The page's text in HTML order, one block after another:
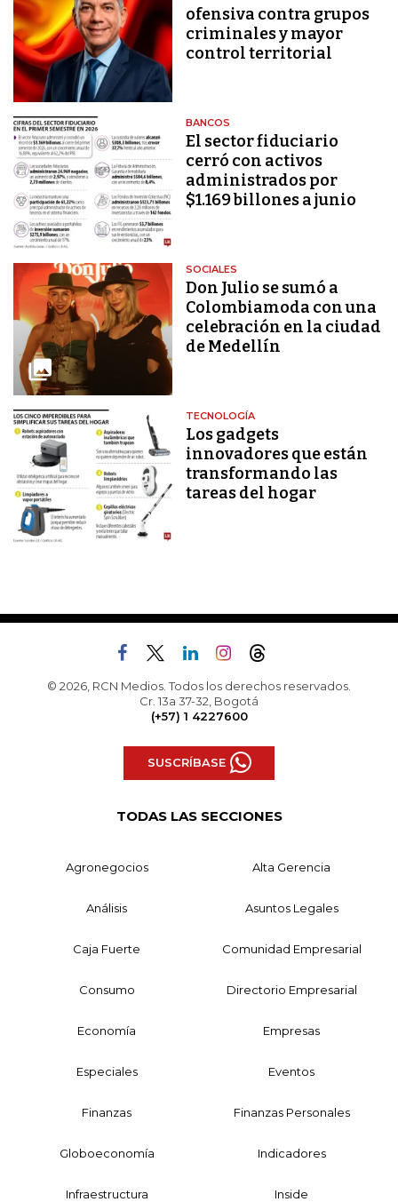
ofensiva contra grupos
criminales y mayor
control territorial
BANCOS
El sector fiduciario
cerró con activos
administrados por
$1.169 billones a junio
SOCIALES
Don Julio se sumó a
Colombiamoda con una
celebración en la ciudad
de Medellín
TECNOLOGÍA
Los gadgets
innovadores que están
transformando las
tareas del hogar
© 2026, RCN Medios. Todos los derechos reservados.
Cr. 13a 37-32, Bogotá
(+57) 1 4227600
SUSCRÍBASE
TODAS LAS SECCIONES
Agronegocios Alta Gerencia
Análisis Asuntos Legales
Caja Fuerte Comunidad Empresarial
Consumo Directorio Empresarial
Economía Empresas
Especiales Eventos
Finanzas Finanzas Personales
Globoeconomía Indicadores
Infraestructura Inside